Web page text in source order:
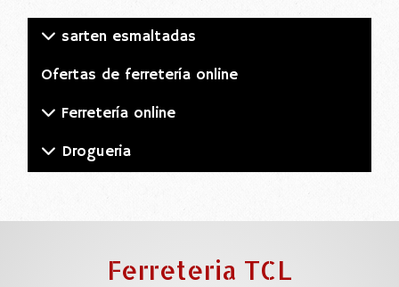
sarten esmaltadas
Ofertas de ferretería online
Ferretería online
Drogueria
Ferreteria TCL